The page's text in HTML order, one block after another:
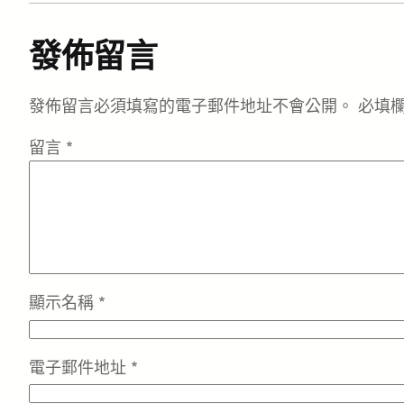
發佈留言
發佈留言必須填寫的電子郵件地址不會公開。 必填
留言 *
顯示名稱 *
電子郵件地址 *